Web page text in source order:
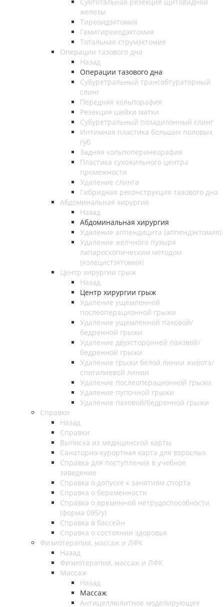
железы
Тиреоидэктомия
Гемитиреиодэктомия
Тотальная струмэктомия
Операции тазового дна
Назад
Операции тазового дна
Субуретральный трансобтураторный
слинг
Передняя кольпорафия
Резекция шейки матки
Субуретральный позадилонный слинг
Интимная пластика больших половых
губ
Задняя кольпоперинеорафия
Пластика сухожильного центра
промежности
Удаление слинга
Гибридная реконструкция тазового дна
Абдоминальная хирургия
Назад
Абдоминальная хирургия
Удаление аппендицита (аппендэктомия)
Удаление желчного пузыря
лапароскопическим методом
(холецистэктомия)
Центр хирургии грыж
Назад
Центр хирургии грыж
Удаление ущемленной
послеоперационной грыжи
Удаление ущемленной паховой/
бедренной грыжи
Удаление двухсторонней паховой/
бедренной грыжи
Удаление грыжи белой линии живота/
спигилиевой линии
Удаление послеоперационной грыжи
Удаление пупочной грыжи
Удаление паховой/бедренной грыжи
Справки
Назад
Справки
Выписка из медицинской карты
Санаторно-курортная карта для взрослых
Справка для поступления в учебное
заведение
Справка о допуске к занятиям спорта
Справка о беременности
Справка о временной нетрудоспособности
(форма 095/у)
Справка в бассейн
Справка о состоянии здоровья
Физиотерапия, массаж и ЛФК
Назад
Физиотерапия, массаж и ЛФК
Массаж
Назад
Массаж
Антицеллюлитное моделирующее